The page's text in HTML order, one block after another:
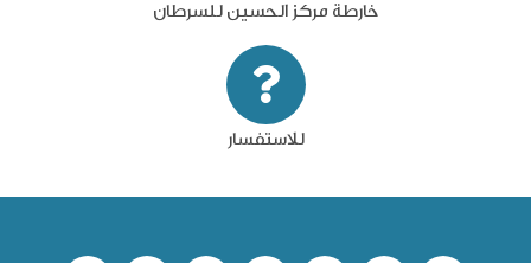
خارطة مركز الحسين للسرطان
للاستفسار